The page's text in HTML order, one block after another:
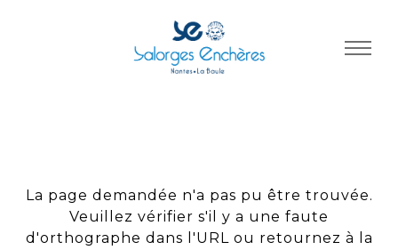
La page demandée n'a pas pu être trouvée.
Veuillez vérifier s'il y a une faute
d'orthographe dans l'URL ou retournez à la